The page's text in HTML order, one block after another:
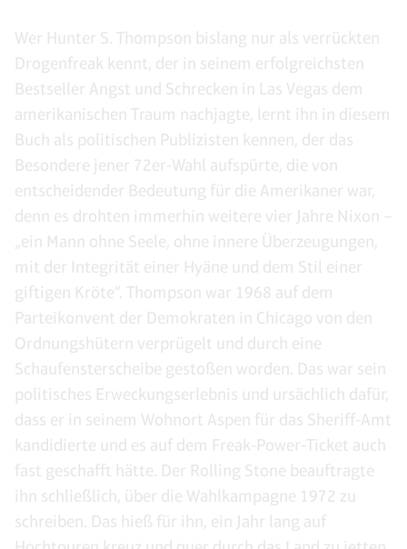
Wer Hunter S. Thompson bislang nur als verrückten
Drogenfreak kennt, der in seinem erfolgreichsten
Bestseller Angst und Schrecken in Las Vegas dem
amerikanischen Traum nachjagte, lernt ihn in diesem
Buch als politischen Publizisten kennen, der das
Besondere jener 72er-Wahl aufspürte, die von
entscheidender Bedeutung für die Amerikaner war,
denn es drohten immerhin weitere vier Jahre Nixon –
„ein Mann ohne Seele, ohne innere Überzeugungen,
mit der Integrität einer Hyäne und dem Stil einer
giftigen Kröte“. Thompson war 1968 auf dem
Parteikonvent der Demokraten in Chicago von den
Ordnungshütern verprügelt und durch eine
Schaufensterscheibe gestoßen worden. Das war sein
politisches Erweckungserlebnis und ursächlich dafür,
dass er in seinem Wohnort Aspen für das Sheriff-Amt
kandidierte und es auf dem Freak-Power-Ticket auch
fast geschafft hätte. Der Rolling Stone beauftragte
ihn schließlich, über die Wahlkampagne 1972 zu
schreiben. Das hieß für ihn, ein Jahr lang auf